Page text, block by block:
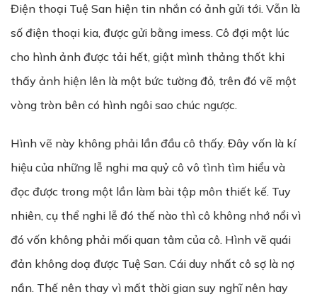
Điện thoại Tuệ San hiện tin nhắn có ảnh gửi tới. Vẫn là
số điện thoại kia, được gửi bằng imess. Cô đợi một lúc
cho hình ảnh được tải hết, giật mình thảng thốt khi
thấy ảnh hiện lên là một bức tường đỏ, trên đó vẽ một
vòng tròn bên có hình ngôi sao chúc ngược.
Hình vẽ này không phải lần đầu cô thấy. Đây vốn là kí
hiệu của những lễ nghi ma quỷ cô vô tình tìm hiểu và
đọc được trong một lần làm bài tập môn thiết kế. Tuy
nhiên, cụ thể nghi lễ đó thế nào thì cô không nhớ nổi vì
đó vốn không phải mối quan tâm của cô. Hình vẽ quái
đản không doạ được Tuệ San. Cái duy nhất cô sợ là nợ
nần. Thế nên thay vì mất thời gian suy nghĩ nên hay